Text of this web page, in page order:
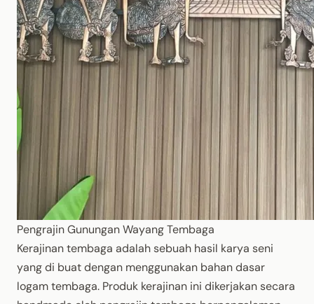
Pengrajin Gunungan Wayang Tembaga
Kerajinan tembaga adalah sebuah hasil karya seni
yang di buat dengan menggunakan bahan dasar
logam tembaga. Produk kerajinan ini dikerjakan secara